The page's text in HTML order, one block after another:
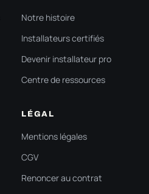
Notre histoire
Installateurs certifiés
Devenir installateur pro
Centre de ressources
LÉGAL
Mentions légales
CGV
Renoncer au contrat